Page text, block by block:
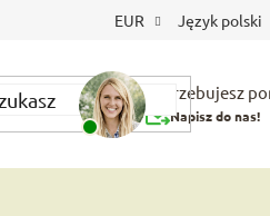
EUR Język polski
Potrzebujesz
Napisz do nas!